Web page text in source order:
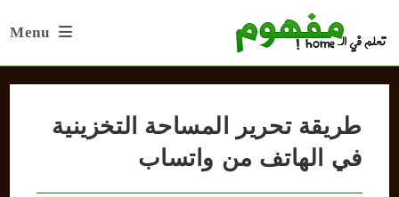
Menu
طريقة تحرير المساحة التخزينية
في الهاتف من واتساب